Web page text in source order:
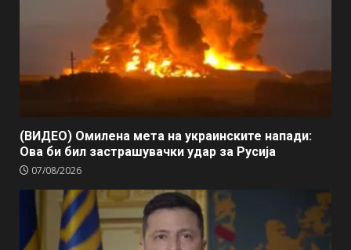
(ВИДЕО) Омилена мета на украинските напади:
Ова би бил застрашувачки удар за Русија
07/08/2026